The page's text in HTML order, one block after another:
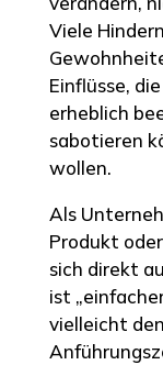
Viele
Einflüsse,
erheblich
sabotieren
wollen.
Als
Produkt
sich direkt
ist
vielleicht